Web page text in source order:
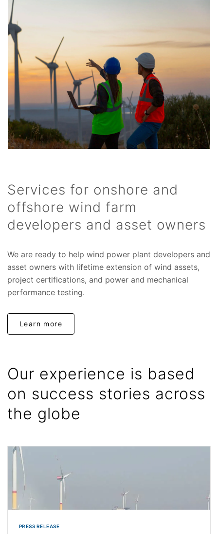
Services for onshore and
offshore wind farm
developers and asset owners​
We are ready to help wind power plant developers and
asset owners with lifetime extension of wind assets,
project certifications, and power and mechanical
performance testing.
Learn more
Our experience is based
on success stories ​across
the globe
PRESS RELEASE